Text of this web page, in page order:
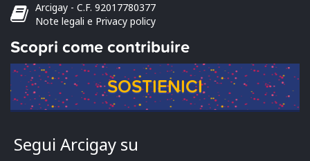
Arcigay - C.F. 92017780377
Note legali e Privacy policy
Scopri come contribuire
SOSTIENICI
Segui Arcigay su